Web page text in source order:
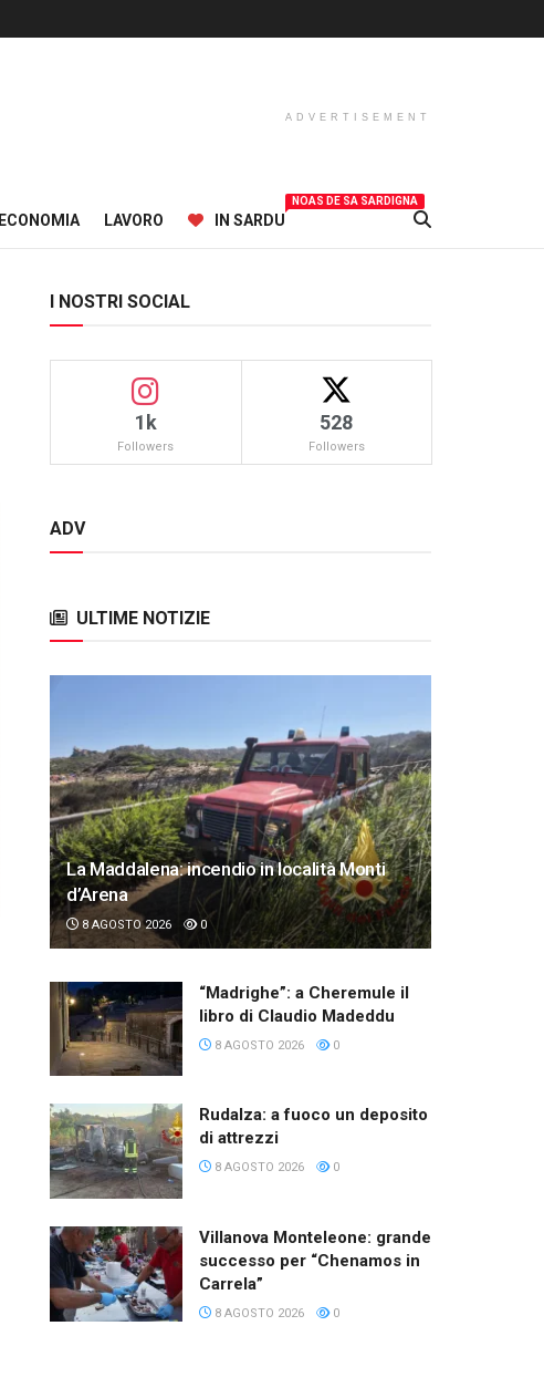
ADVERTISEMENT
ECONOMIA LAVORO IN SARDU
NOAS DE SA SARDIGNA
I NOSTRI SOCIAL
1k
Followers
528
Followers
ADV
ULTIME NOTIZIE
La Maddalena: incendio in località Monti
d’Arena
8 AGOSTO 2026 0
“Madrighe”: a Cheremule il
libro di Claudio Madeddu
8 AGOSTO 2026 0
Rudalza: a fuoco un deposito
di attrezzi
8 AGOSTO 2026 0
Villanova Monteleone: grande
successo per “Chenamos in
Carrela”
8 AGOSTO 2026 0